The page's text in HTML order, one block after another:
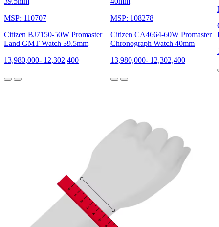
MSP: 110707
Citizen BJ7150-50W Promaster
Land GMT Watch 39.5mm
13,980,000- 12,302,400
MSP: 108278
Citizen CA4664-60W Promaster
Chronograph Watch 40mm
13,980,000- 12,302,400